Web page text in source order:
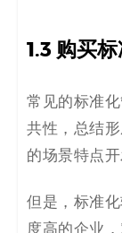
1.3 购买
常见的标准
共性，总结
的场景特点
但是，标准
度高的企业